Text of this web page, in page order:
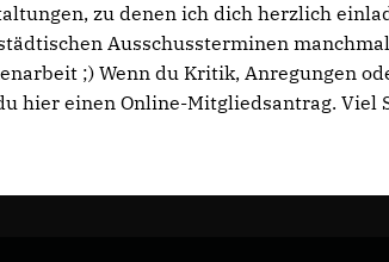
zu denen ich dich herzlich
Ausschussterminen
;) Wenn du Kritik, Anregungen
hier einen Online-Mitgliedsantrag. Viel